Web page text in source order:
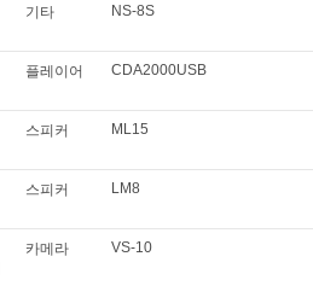
기타 NS-8S
플레이어 CDA2000USB
스피커 ML15
스피커 LM8
카메라 VS-10